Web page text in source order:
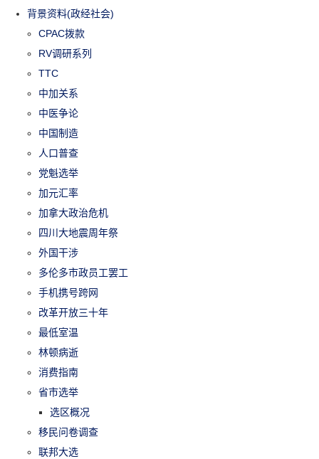
背景资料(政经社会)
CPAC拨款
RV调研系列
TTC
中加关系
中医争论
中国制造
人口普查
党魁选举
加元汇率
加拿大政治危机
四川大地震周年祭
外国干涉
多伦多市政员工罢工
手机携号跨网
改革开放三十年
最低室温
林顿病逝
消费指南
省市选举
选区概况
移民问卷调查
联邦大选